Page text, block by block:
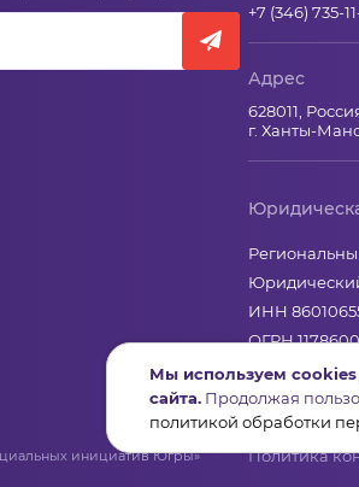
+7 (346) 735-
Адрес
628011,
г. Ханты-
ИНН
ОГРН
инициатив Югры» Политика
Мы используем
сайта. Продолжая
политикой обработки